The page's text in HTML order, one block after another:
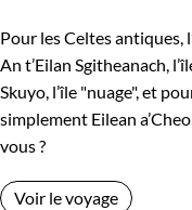
Pour les Celtes antiques,
An t’Eilan Sgitheanach,
Skuyo, l’île "nuage", et
simplement Eilean
vous ?
Voir le voyage